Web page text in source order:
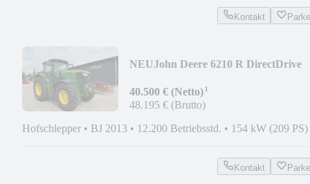
Kontakt
NEUJohn Deere 6210 R DirectDrive
40.500 € (Netto)¹
48.195 € (Brutto)
Hofschlepper • BJ 2013 • 12.200 Betriebsstd. • 154 kW (209 PS)
Kontakt